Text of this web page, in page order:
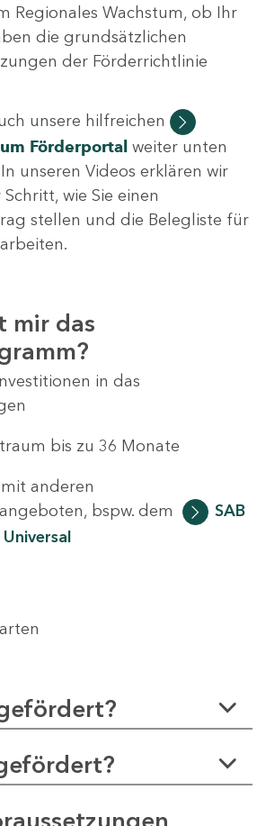
Regionales Wachstum, ob Ihr
die grundsätzlichen
der Förderrichtlinie
unsere hilfreichen
Förderportal weiter unten
unseren Videos erklären wir
wie Sie einen
stellen und die Belegliste für
mir das
in das
bis zu 36 Monate
anderen
bspw. dem
SAB